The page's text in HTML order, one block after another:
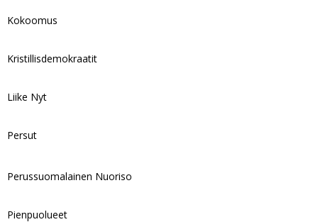
Kokoomus
Kristillisdemokraatit
Liike Nyt
Persut
Perussuomalainen Nuoriso
Pienpuolueet